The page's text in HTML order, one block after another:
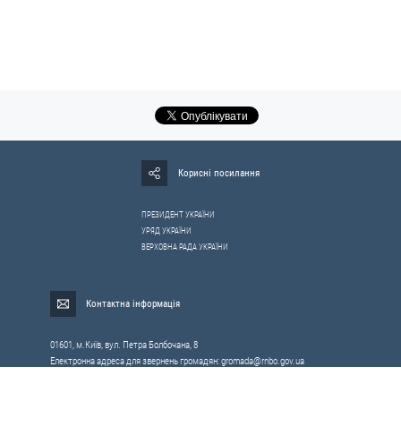
Корисні посилання
ПРЕЗИДЕНТ УКРАЇНИ
УРЯД УКРАЇНИ
ВЕРХОВНА РАДА УКРАЇНИ
Контактна інформація
01601, м.Київ, вул. Петра Болбочана, 8
Електронна адреса для звернень громадян:gromada@rnbo.gov.ua